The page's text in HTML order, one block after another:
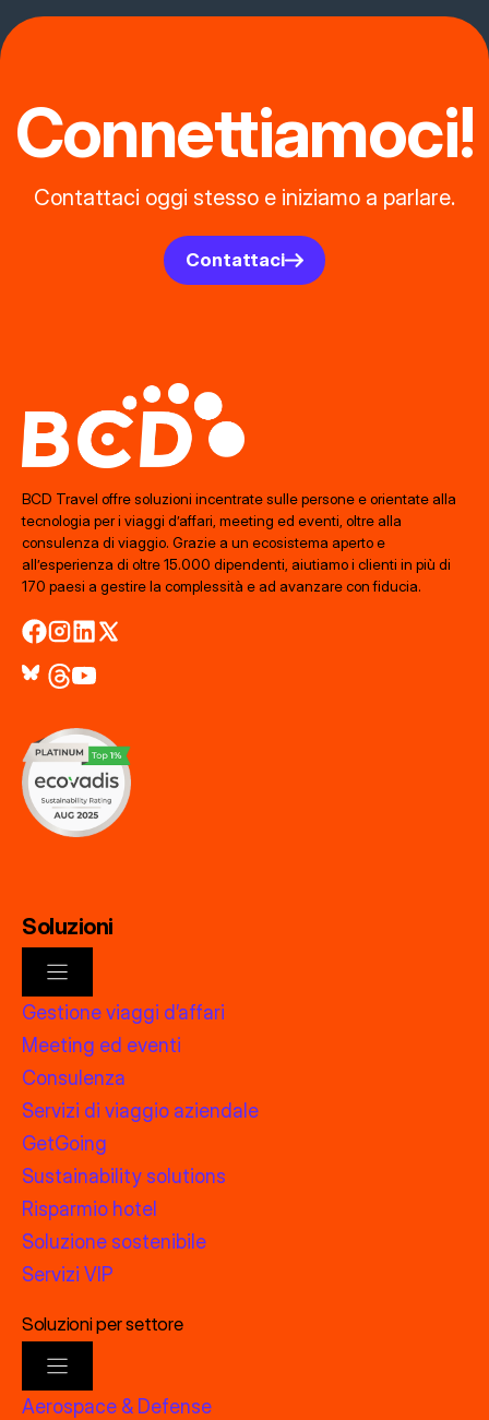
Connettiamoci!
Contattaci oggi stesso e iniziamo a parlare.
Contattaci
BCD Travel offre soluzioni incentrate sulle persone e orientate alla
tecnologia per i viaggi d’affari, meeting ed eventi, oltre alla
consulenza di viaggio. Grazie a un ecosistema aperto e
all’esperienza di oltre 15.000 dipendenti, aiutiamo i clienti in più di
170 paesi a gestire la complessità e ad avanzare con fiducia.
Soluzioni
Gestione viaggi d’affari
Meeting ed eventi
Consulenza
Servizi di viaggio aziendale
GetGoing
Sustainability solutions
Risparmio hotel
Soluzione sostenibile
Servizi VIP
Soluzioni per settore
Aerospace & Defense